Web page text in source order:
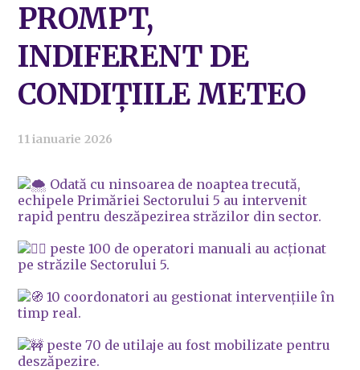
PROMPT,
INDIFERENT DE
CONDIȚIILE METEO
11 ianuarie 2026
Odată cu ninsoarea de noaptea trecută,
echipele Primăriei Sectorului 5 au intervenit
rapid pentru deszăpezirea străzilor din sector.
peste 100 de operatori manuali au acționat
pe străzile Sectorului 5.
10 coordonatori au gestionat intervențiile în
timp real.
peste 70 de utilaje au fost mobilizate pentru
deszăpezire.